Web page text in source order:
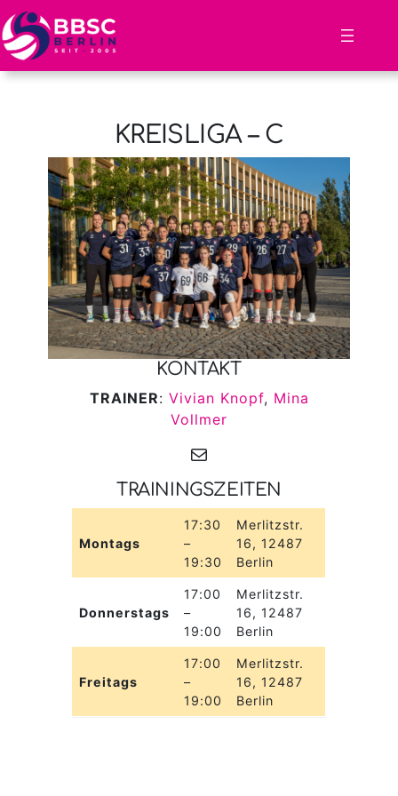
Zum
Inhalt
springen
KREISLIGA – C
KONTAKT
TRAINER: Vivian Knopf, Mina
Vollmer
E-Mail
TRAININGSZEITEN
Montags
17:30
–
19:30
Merlitzstr.
16, 12487
Berlin
Donnerstags
17:00
–
19:00
Merlitzstr.
16, 12487
Berlin
Freitags
17:00
–
19:00
Merlitzstr.
16, 12487
Berlin